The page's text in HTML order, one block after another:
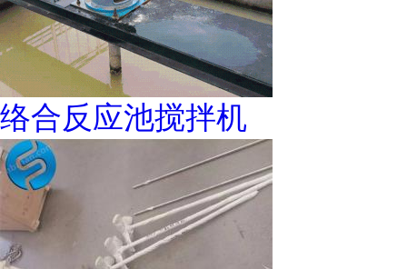
络合反应池搅拌机